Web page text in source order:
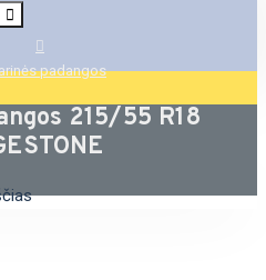
padangos
215/55 R18